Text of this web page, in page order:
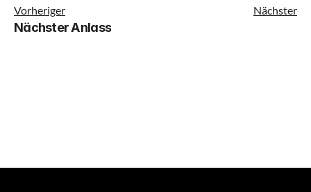
Geräteturnen
Vorheriger
Nächster
Nächster Anlass